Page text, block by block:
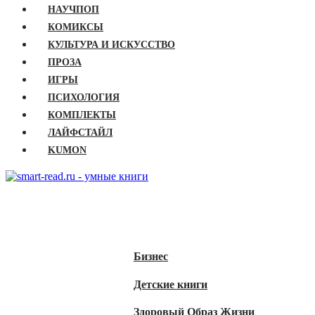
НАУЧПОП
КОМИКСЫ
КУЛЬТУРА И ИСКУССТВО
ПРОЗА
ИГРЫ
ПСИХОЛОГИЯ
КОМПЛЕКТЫ
ЛАЙФСТАЙЛ
KUMON
Бизнес
Детские книги
Здоровый Образ Жизни